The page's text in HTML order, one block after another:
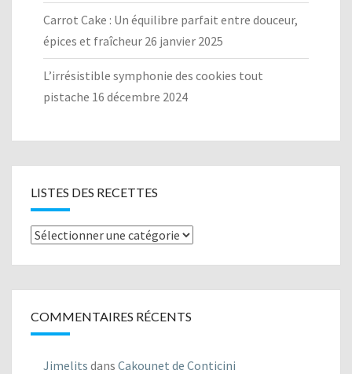
Carrot Cake : Un équilibre parfait entre douceur,
épices et fraîcheur 26 janvier 2025
L’irrésistible symphonie des cookies tout
pistache 16 décembre 2024
LISTES DES RECETTES
Listes
COMMENTAIRES RÉCENTS
Jimelits dans Cakounet de Conticini